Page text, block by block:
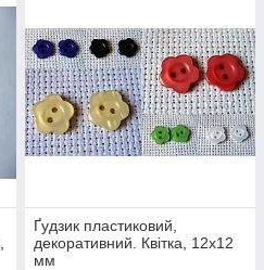
Ґудзик пластиковий,
декоративний. Квітка, 12х12
мм